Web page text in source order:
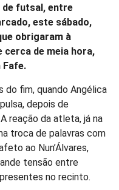
de futsal, entre
este sábado,
obrigaram à
de meia hora,
Fafe.
do fim, quando Angélica
depois de
reação da atleta, já na
troca de palavras com
ao Nun’Álvares,
tensão entre
no recinto.